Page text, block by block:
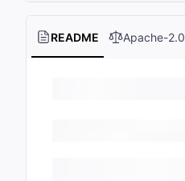
README Apache-2.0